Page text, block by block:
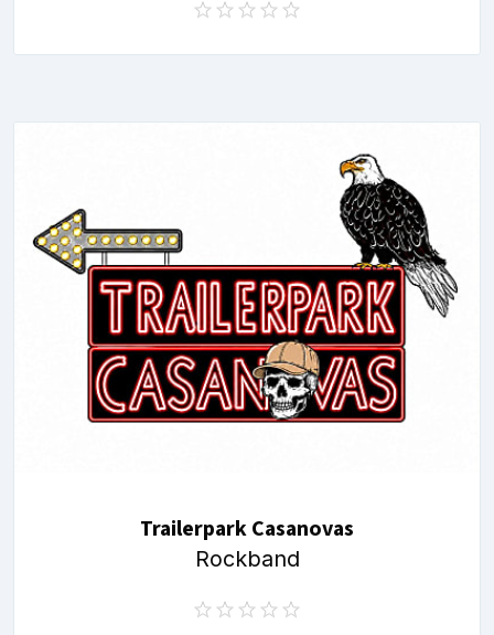
Trailerpark Casanovas
Rockband